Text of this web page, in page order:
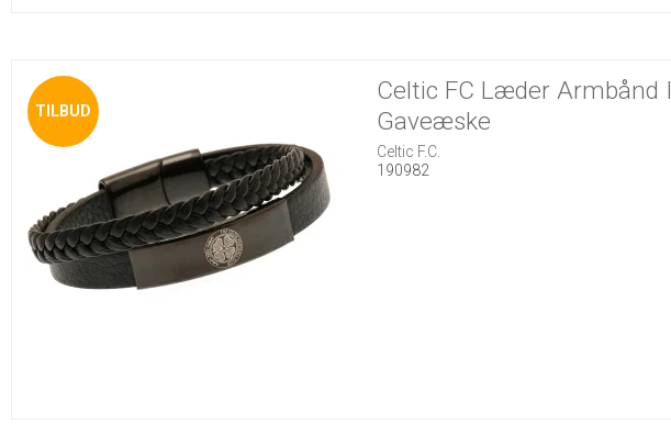
TILBUD
Celtic FC Læder Armbånd I
Gaveæske
Celtic F.C.
190982